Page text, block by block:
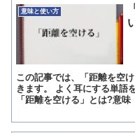
意味と使い方
この記事では、「距離を空
きます。 よく耳にする単語
「距離を空ける」とは?意